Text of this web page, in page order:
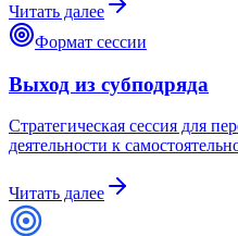
Читать далее
Формат сессии
Выход из субподряда
Стратегическая сессия для
деятельности к
Читать далее